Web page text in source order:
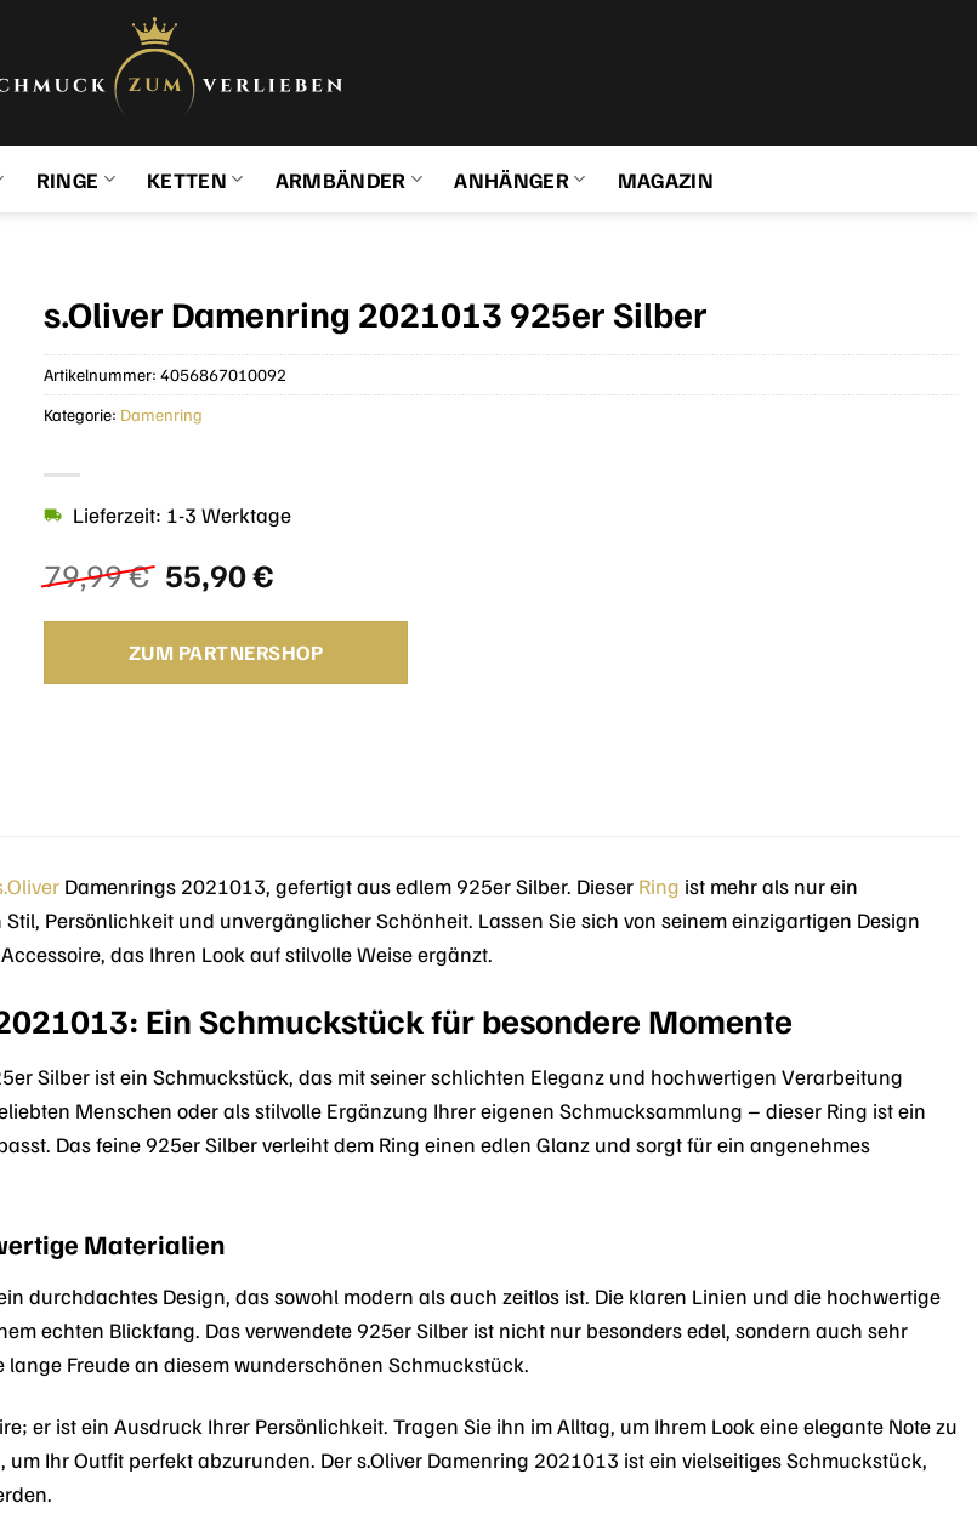
RINGE KETTEN ARMBÄNDER ANHÄNGER MAGAZIN
s.Oliver Damenring 2021013 925er Silber
79,99€ Ursprünglicher
Preis
war:
79,99 €
55,90€Aktueller
ist:
55,90 €.
Lieferzeit: 1-3 Werktage
ZUM PARTNERSHOP
Artikelnummer: 4056867010092
Kategorie: Damenring
Damenrings 2021013, gefertigt aus edlem 925er Silber. Dieser Ring ist mehr als nur ein
Persönlichkeit und unvergänglicher Schönheit. Lassen Sie sich von seinem einzigartigen Design
das Ihren Look auf stilvolle Weise ergänzt.
Ein Schmuckstück für besondere Momente
Silber ist ein Schmuckstück, das mit seiner schlichten Eleganz und hochwertigen Verarbeitung
Menschen oder als stilvolle Ergänzung Ihrer eigenen Schmucksammlung – dieser Ring ist ein
Das feine 925er Silber verleiht dem Ring einen edlen Glanz und sorgt für ein angenehmes
Materialien
durchdachtes Design, das sowohl modern als auch zeitlos ist. Die klaren Linien und die hochwertige
echten Blickfang. Das verwendete 925er Silber ist nicht nur besonders edel, sondern auch sehr
Freude an diesem wunderschönen Schmuckstück.
er ist ein Ausdruck Ihrer Persönlichkeit. Tragen Sie ihn im Alltag, um Ihrem Look eine elegante Note zu
Ihr Outfit perfekt abzurunden. Der s.Oliver Damenring 2021013 ist ein vielseitiges Schmuckstück,